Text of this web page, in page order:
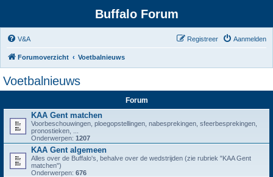
Buffalo Forum
V&A Aanmelden
Registreer
Forumoverzicht Voetbalnieuws
Voetbalnieuws
Forum
KAA Gent matchen
Voorbeschouwingen, ploegopstellingen, nabesprekingen, sfeerbesprekingen,
pronostieken, ...
Onderwerpen: 1207
KAA Gent algemeen
Alles over de Buffalo's, behalve over de wedstrijden (zie rubriek "KAA Gent
matchen")
Onderwerpen: 676